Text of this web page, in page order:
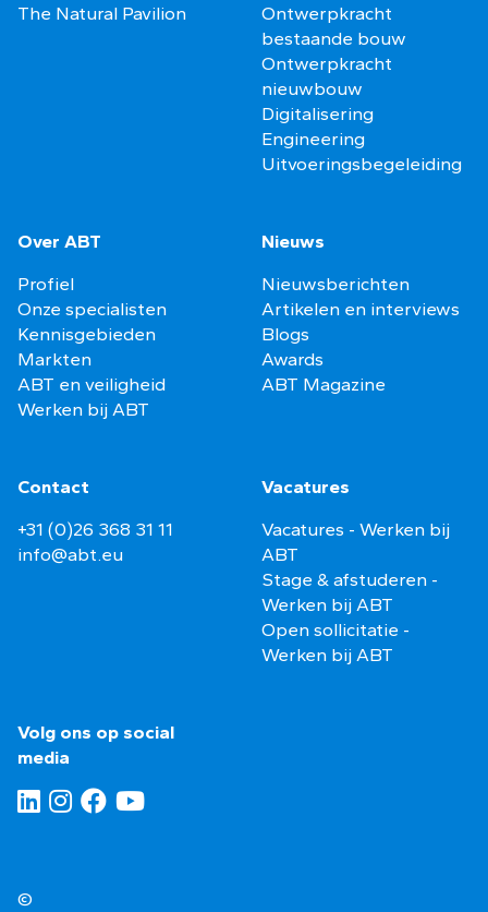
The Natural Pavilion
Ontwerpkracht
bestaande bouw
Ontwerpkracht
nieuwbouw
Digitalisering
Engineering
Uitvoeringsbegeleiding
Over ABT
Profiel
Onze specialisten
Kennisgebieden
Markten
ABT en veiligheid
Werken bij ABT
Nieuws
Nieuwsberichten
Artikelen en interviews
Blogs
Awards
ABT Magazine
Contact
+31 (0)26 368 31 11
info@abt.eu
Vacatures
Vacatures - Werken bij
ABT
Stage & afstuderen -
Werken bij ABT
Open sollicitatie -
Werken bij ABT
Volg ons op social
media
©